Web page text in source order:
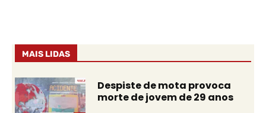
MAIS LIDAS
Despiste de mota provoca
morte de jovem de 29 anos